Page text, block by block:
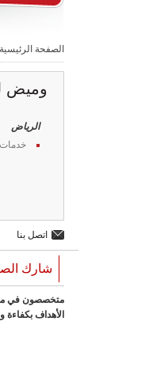
الصفحة الرئيسية
وميض
الرياض
خدمات
اتصل بنا
شارك
متخصصون في
الأهداف